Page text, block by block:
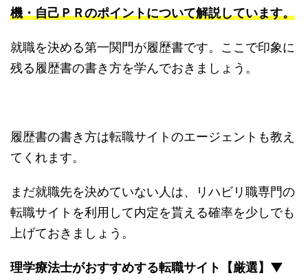
機・自己ＰＲのポイントについて解説しています。
就職を決める第一関門が履歴書です。ここで印象に
残る履歴書の書き方を学んでおきましょう。
履歴書の書き方は転職サイトのエージェントも教え
てくれます。
まだ就職先を決めていない人は、リハビリ職専門の
転職サイトを利用して内定を貰える確率を少しでも
上げておきましょう。
理学療法士がおすすめする転職サイト【厳選】▼